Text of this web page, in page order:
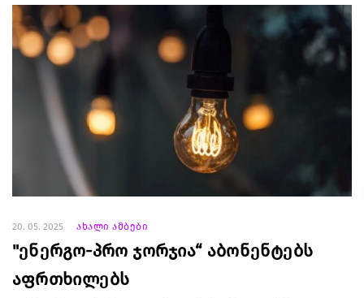
20. 05. 2025 ახალი ამბები
"ენერგო-პრო ჯორჯია“ აბონენტებს
აფრთხილებს